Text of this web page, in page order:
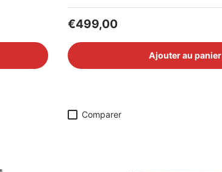
Prix habituel
€499,00
Ajouter au panier
Comparer